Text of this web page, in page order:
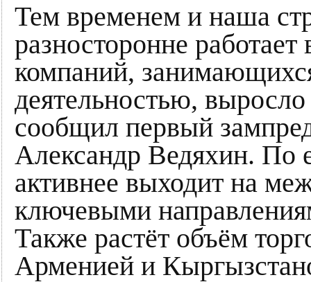
Тем временем и наша
разносторонне
компаний,
деятельностью,
сообщил первый
Александр Ведяхин. По
активнее выходит на
ключевыми
Также растёт объём
Арменией и